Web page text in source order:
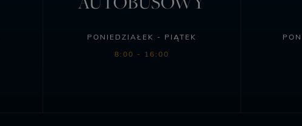
PONIEDZIAŁEK - PIĄTEK
8:00 - 16:00